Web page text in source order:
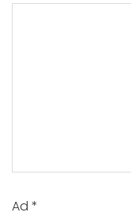
Ad *